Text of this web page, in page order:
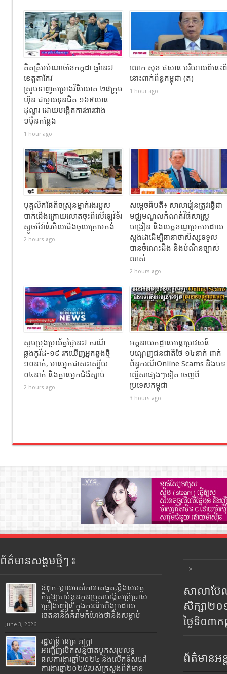
គិតត្រឹមបំណាច់ខែកក្កដា ឆ្នាំនេះ!
ខេត្តតាកែវ
ស្រូបទាញគម្រោងវិនិយោគ ២៨ក្រុម
ហ៊ុន ជាមួយទុនជិត ១៦៩លាន
ដុល្លារ ដោយបង្កើតការងារជាង
១ម៉ឺនកន្លែង
1 hour ago
លោក សុខ ឥសាន បរិយាយពីនេះពី
នោះពាក់ព័ន្ធកម្ពុជា (ត)
1 hour ago
បុគ្គលិកផែតិចស្រ៊ុនម្នាក់រងរបួស
បាក់ជេីងក្រោយលោតចុះពីលេីឡេវ៉ទ័រ
ស្ទូចអីវ៉ាន់រអិលជេីងចូលក្រោមកង់
2 hours ago
សម្ដេចធិបតី៖ សាលារៀនត្រូវធ្វើជា
មជ្ឈមណ្ឌលកំណត់វិធីសាស្ត្រ
បង្រៀន និងលក្ខខណ្ឌប្រកបដោយ
ស្តង់ដាដើម្បីធានាថាសិស្សទទួល
បានចំណេះដឹង និងបំណិនច្បាស់
លាស់
2 hours ago
សូមប្រុងប្រយ័ត្នថ្ងៃនេះ! ករណី
ឆ្លងកូវីដ-១៩ រកឃើញអ្នកឆ្លងថ្មី
១០នាក់, មានអ្នកជាសះស្បើយ
០៤នាក់ និងគ្មានអ្នកជំងឺស្លាប់
2 hours ago
អគ្គនាយកដ្ឋានអន្តោប្រវេសន៍
បណ្ដេញជនជាតិថៃ ១៤នាក់ ពាក់
ព័ន្ធករណីOnline Scams និងបទ
ល្មើសផ្សេងៗទៀត ចេញពី
ប្រទេសកម្ពុជា
3 hours ago
ព័ត៌មានសង្គមថ្មីៗ ៖
ឪពុក-ម្ដាយអស់ការអត់ធ្មត់,ប្ដឹងសមត្ថ
កិច្ចឱ្យចាប់ខ្លួនកូនប្រុសបង្កើតប្រើប្រាស់
គ្រឿងញៀន ក្នុងករណីហិង្សាដោយ
ចេតនានិងគំរាមកំហែងថានឹងសម្លាប់
June 3, 2026
រដ្ឋមន្រ្តី​ នេត្រ​ ភក្ត្រា​
អញ្ជើញបើកសន្និបាតបូកសរុបលទ្ធ
ផលការងារឆ្នាំ២០២៤ និងលើកទិសដៅ
ការងារឆ្នាំ២០២៥របស់​ក្រសួង​ព័ត៌មាន​
>
សាលាប៊ែ
សិក្សា២
ថ្ងៃទី០៣
ព័ត៌មានអន្